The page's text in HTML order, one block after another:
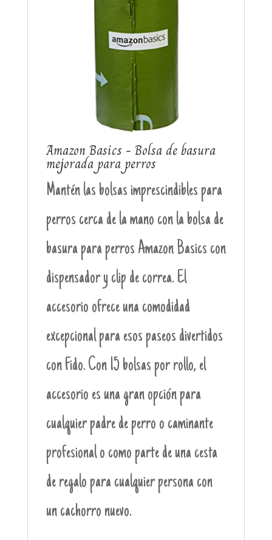
Amazon Basics - Bolsa de basura
mejorada para perros
Mantén las bolsas imprescindibles para
perros cerca de la mano con la bolsa de
basura para perros Amazon Basics con
dispensador y clip de correa. El
accesorio ofrece una comodidad
excepcional para esos paseos divertidos
con Fido. Con 15 bolsas por rollo, el
accesorio es una gran opción para
cualquier padre de perro o caminante
profesional o como parte de una cesta
de regalo para cualquier persona con
un cachorro nuevo.